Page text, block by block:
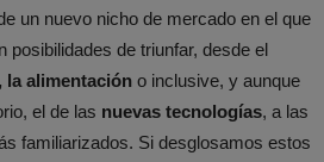
un nuevo nicho de mercado en el que
posibilidades de triunfar, desde el
la alimentación o inclusive, y aunque
el de las nuevas tecnologías, a las
familiarizados. Si desglosamos estos